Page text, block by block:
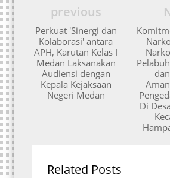
Di
previous
Perkuat 'Sinergi dan
Kolaborasi' antara
APH, Karutan Kelas I
Medan Laksanakan
Audiensi dengan
Kepala Kejaksaan
Negeri Medan
Related Posts